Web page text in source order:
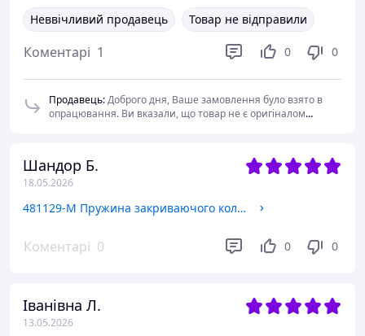
Неввічливий продавець Товар не відправили
Коментарі 1 0 0
Продавець:Доброго дня, Ваше замовлення було взято в
опрацювання. Ви вказали, що товар не є оригіналом
сільськогосподарської техніки. Шпилька замовляється з
заводу, що виробляє трактори, які ми представляємо в
Україні. Вона використовується для кріплення
телефонували для уточнення даних замовлення - Ви не
Шандор Б.
18.05.2026
481129-M Пружина закриваючого колеса
Коментарі 0 0 0
Іванівна Л.
13.05.2026